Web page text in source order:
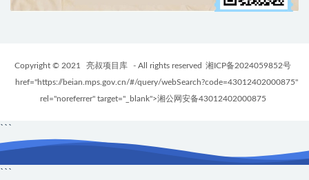
Copyright © 2021 亮叔项目库 - All rights reserved 湘ICP备2024059852号
href="https://beian.mps.gov.cn/#/query/webSearch?code=43012402000875"
rel="noreferrer" target="_blank">湘公网安备43012402000875
```
```